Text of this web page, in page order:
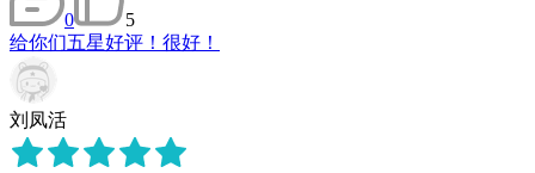
0
5
给你们五星好评！很好！
刘凤活